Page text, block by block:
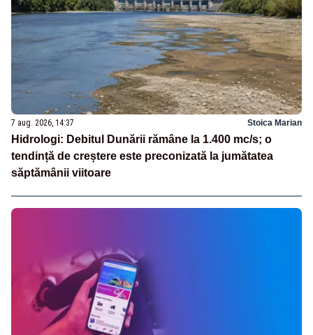
7 aug. 2026, 14:37 Stoica Marian
Hidrologi: Debitul Dunării rămâne la 1.400 mc/s; o
tendință de creștere este preconizată la jumătatea
săptămânii viitoare